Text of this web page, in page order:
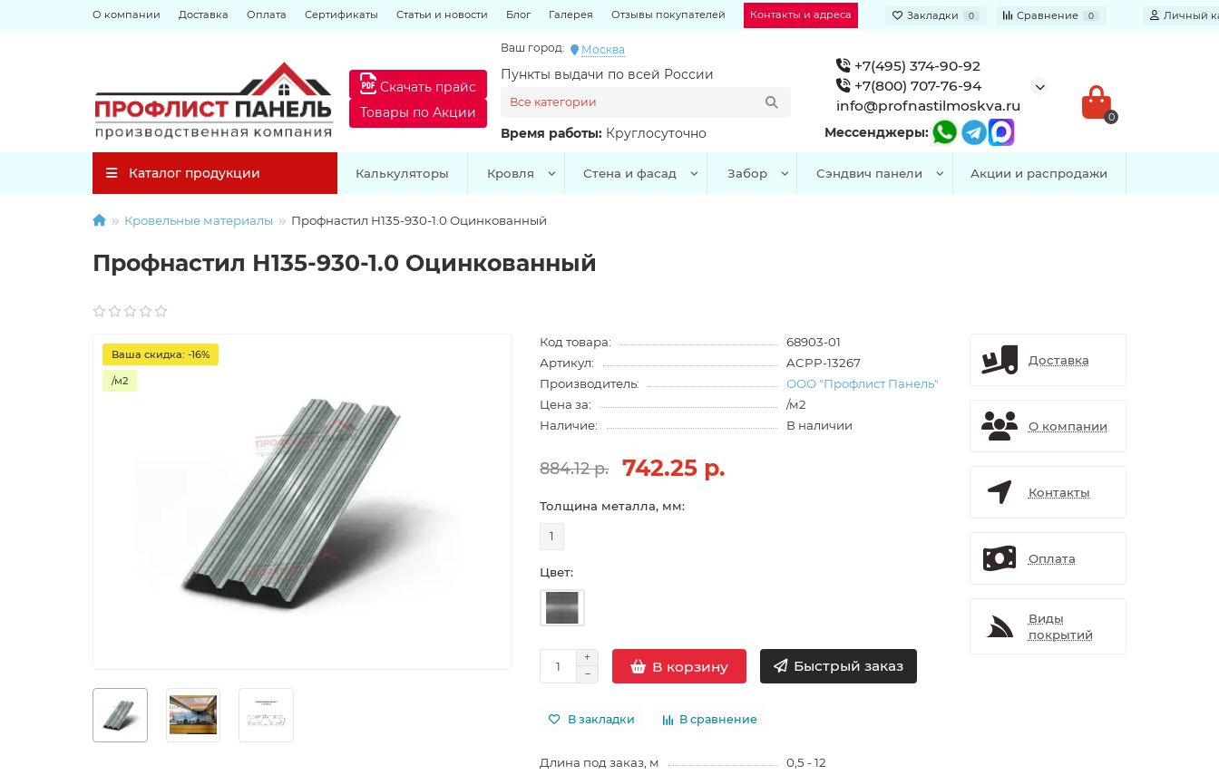
О компании Доставка Оплата Сертификаты Статьи и новости Блог Галерея Отзывы покупателей Контакты и адреса Закладки 0 Сравнение 0 Личный
Ваш город: Москва
Пункты выдачи по всей России
Время работы: Круглосуточно
Все категории
Скачать прайс
Товары по Акции
+7(495) 374-90-92
+7(800) 707-76-94
info@profnastilmoskva.ru
Мессенджеры:
0
Каталог продукции Калькуляторы Кровля Стена и фасад Забор Сэндвич панели Акции и распродажи
Кровельные материалы Профнастил Н135-930-1.0 Оцинкованный
Профнастил Н135-930-1.0 Оцинкованный
Ваша скидка: -16%
/м2
Код товара:
68903-01
Артикул:
ACPP-13267
Производитель:
ООО "Профлист Панель"
Цена за:
/м2
Наличие:
В наличии
884.12 р. 742.25 р.
Толщина металла, мм:
1
Цвет:
В корзину Быстрый заказ
В закладки В сравнение
Длина под заказ, м
0,5 - 12
Доставка
О компании
Контакты
Оплата
Виды
покрытий